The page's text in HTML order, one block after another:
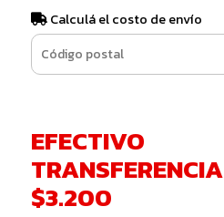
Calculá el costo de envío
EFECTIVO
TRANSFERENCIA
$3.200